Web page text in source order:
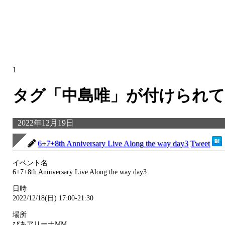
1
タグ「中島唯」が付けられ
2022年12月19日
6+7+8th Anniversary Live Along the way day3 Tweet
イベント名
6+7+8th Anniversary Live Along the way day3
日時
2022/12/18(日) 17:00-21:30
場所